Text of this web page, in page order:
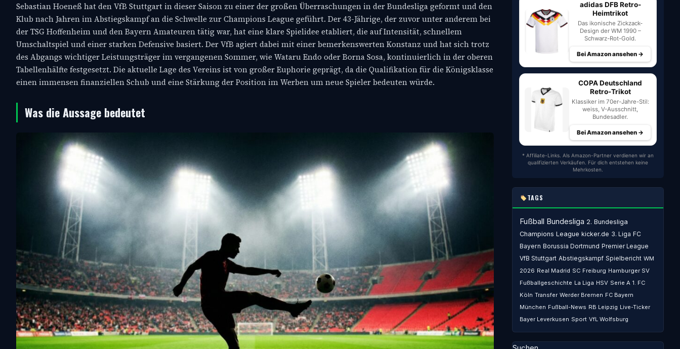
Sebastian Hoeneß hat den VfB Stuttgart in dieser Saison zu einer der großen Überraschungen in der Bundesliga geformt und den
Klub nach Jahren im Abstiegskampf an die Schwelle zur Champions League geführt. Der 43-Jährige, der zuvor unter anderem bei
der TSG Hoffenheim und den Bayern Amateuren tätig war, hat eine klare Spielidee etabliert, die auf Intensität, schnellem
Umschaltspiel und einer starken Defensive basiert. Der VfB agiert dabei mit einer bemerkenswerten Konstanz und hat sich trotz
des Abgangs wichtiger Leistungsträger im vergangenen Sommer, wie Wataru Endo oder Borna Sosa, kontinuierlich in der oberen
Tabellenhälfte festgesetzt. Die aktuelle Lage des Vereins ist von großer Euphorie geprägt, da die Qualifikation für die Königsklasse
einen immensen finanziellen Schub und eine Stärkung der Position im Werben um neue Spieler bedeuten würde.
Was die Aussage bedeutet
adidas DFB Retro-
Heimtrikot
Das ikonische Zickzack-
Design der WM 1990 –
Schwarz-Rot-Gold.
Bei Amazon ansehen →
COPA Deutschland
Retro-Trikot
Klassiker im 70er-Jahre-Stil:
weiss, V-Ausschnitt,
Bundesadler.
Bei Amazon ansehen →
* Affiliate-Links. Als Amazon-Partner verdienen wir an
qualifizierten Verkäufen. Für dich entstehen keine
Mehrkosten.
TAGS
Fußball Bundesliga 2. Bundesliga
Champions League kicker.de 3. Liga FC
Bayern Borussia Dortmund Premier League
VfB Stuttgart Abstiegskampf Spielbericht WM
2026 Real Madrid SC Freiburg Hamburger SV
Fußballgeschichte La Liga HSV Serie A 1. FC
Köln Transfer Werder Bremen FC Bayern
München Fußball-News RB Leipzig Live-Ticker
Bayer Leverkusen Sport VfL Wolfsburg